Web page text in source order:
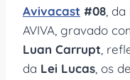
Avivacast #08 ,
AVIVA, gravado
Luan Carrupt ,
da Lei Lucas , os